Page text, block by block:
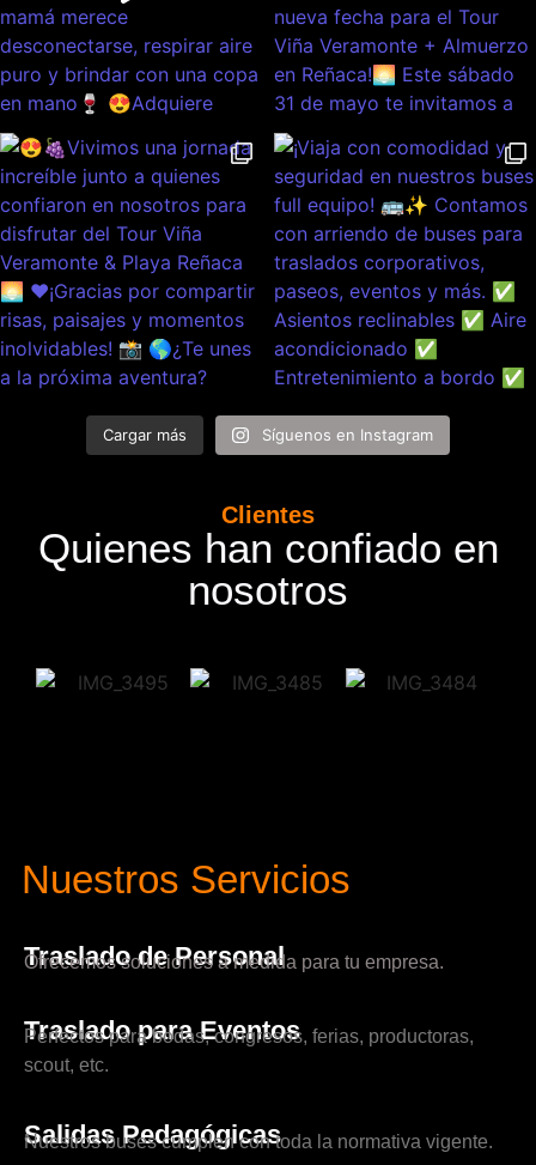
Cargar más Síguenos en Instagram
Clientes
Quienes han confiado en
nosotros
Nuestros Servicios
Traslado de Personal
Ofrecemos soluciones a medida para tu empresa.
Traslado para Eventos
Perfectos para bodas, congresos, ferias, productoras,
scout, etc.
Salidas Pedagógicas
Nuestros buses cumplen con toda la normativa vigente.